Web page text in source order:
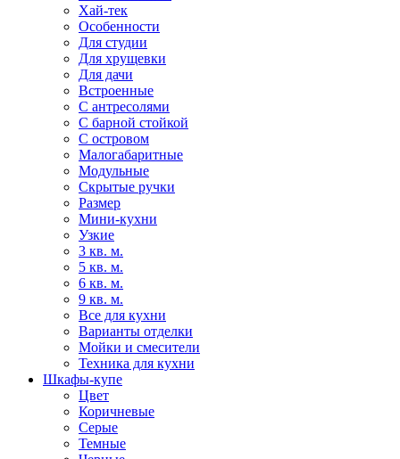
Хай-тек
Особенности
Для студии
Для хрущевки
Для дачи
Встроенные
С антресолями
С барной стойкой
С островом
Малогабаритные
Модульные
Скрытые ручки
Размер
Мини-кухни
Узкие
3 кв. м.
5 кв. м.
6 кв. м.
9 кв. м.
Все для кухни
Варианты отделки
Мойки и смесители
Техника для кухни
Шкафы-купе
Цвет
Коричневые
Серые
Темные